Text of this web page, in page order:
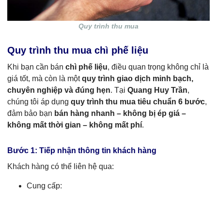
Quy trình thu mua
Quy trình thu mua chì phế liệu
Khi bạn cần bán chì phế liệu, điều quan trọng không chỉ là
giá tốt, mà còn là mộtquy trình giao dịch minh bạch,
chuyên nghiệp và đúng hẹn. Tại Quang Huy Trần,
chúng tôi áp dụng quy trình thu mua tiêu chuẩn 6 bước,
đảm bảo bạn bán hàng nhanh – không bị ép giá –
không mất thời gian – không mất phí.
Bước 1: Tiếp nhận thông tin khách hàng
Khách hàng có thể liên hệ qua:
Cung cấp: